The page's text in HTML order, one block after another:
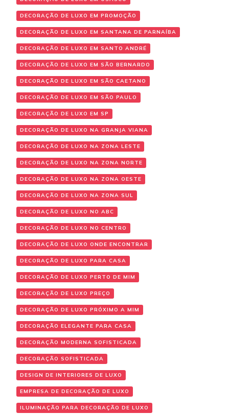
DECORAÇÃO DE LUXO EM PROMOÇÃO
DECORAÇÃO DE LUXO EM SANTANA DE PARNAÍBA
DECORAÇÃO DE LUXO EM SANTO ANDRÉ
DECORAÇÃO DE LUXO EM SÃO BERNARDO
DECORAÇÃO DE LUXO EM SÃO CAETANO
DECORAÇÃO DE LUXO EM SÃO PAULO
DECORAÇÃO DE LUXO EM SP
DECORAÇÃO DE LUXO NA GRANJA VIANA
DECORAÇÃO DE LUXO NA ZONA LESTE
DECORAÇÃO DE LUXO NA ZONA NORTE
DECORAÇÃO DE LUXO NA ZONA OESTE
DECORAÇÃO DE LUXO NA ZONA SUL
DECORAÇÃO DE LUXO NO ABC
DECORAÇÃO DE LUXO NO CENTRO
DECORAÇÃO DE LUXO ONDE ENCONTRAR
DECORAÇÃO DE LUXO PARA CASA
DECORAÇÃO DE LUXO PERTO DE MIM
DECORAÇÃO DE LUXO PREÇO
DECORAÇÃO DE LUXO PRÓXIMO A MIM
DECORAÇÃO ELEGANTE PARA CASA
DECORAÇÃO MODERNA SOFISTICADA
DECORAÇÃO SOFISTICADA
DESIGN DE INTERIORES DE LUXO
EMPRESA DE DECORAÇÃO DE LUXO
ILUMINAÇÃO PARA DECORAÇÃO DE LUXO